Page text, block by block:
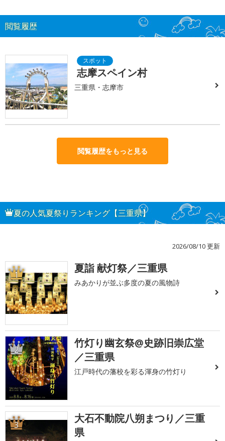
閲覧履歴
志摩スペイン村
三重県・志摩市
閲覧履歴をもっと見る
夏の人気夏祭りランキング【三重県】
2026/08/10 更新
1 夏詣 献灯祭／三重県
みあかりが並ぶ多度の夏の風物詩
2
竹灯り幽玄祭@史跡旧崇広堂
／三重県
江戸時代の藩校を彩る渾身の竹灯り
3
大石不動院八朔まつり／三重
県